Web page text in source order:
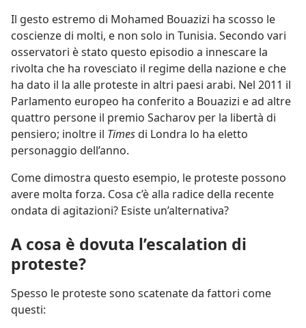
Il gesto estremo di Mohamed Bouazizi ha scosso le
coscienze di molti, e non solo in Tunisia. Secondo vari
osservatori è stato questo episodio a innescare la
rivolta che ha rovesciato il regime della nazione e che
ha dato il la alle proteste in altri paesi arabi. Nel 2011 il
Parlamento europeo ha conferito a Bouazizi e ad altre
quattro persone il premio Sacharov per la libertà di
pensiero; inoltre il Timesdi Londra lo ha eletto
personaggio dell’anno.
Come dimostra questo esempio, le proteste possono
avere molta forza. Cosa c’è alla radice della recente
ondata di agitazioni? Esiste un’alternativa?
A cosa è dovuta l’escalation di
proteste?
Spesso le proteste sono scatenate da fattori come
questi: